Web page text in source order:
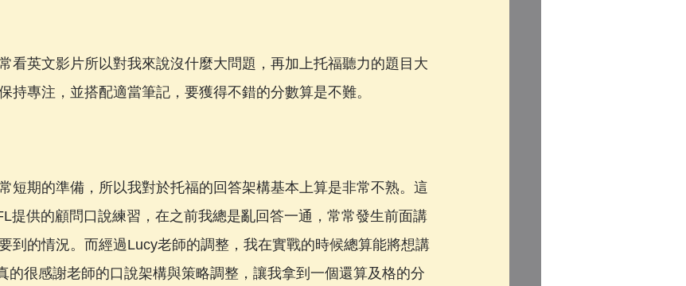
看英文影片所以對我來說沒什麼大問題，再加上托福聽力的題目大
持專注，並搭配適當筆記，要獲得不錯的分數算是不難。
短期的準備，所以我對於托福的回答架構基本上算是非常不熟。這
提供的顧問口說練習，在之前我總是亂回答一通，常常發生前面講
到的情況。而經過Lucy老師的調整，我在實戰的時候總算能將想講
的很感謝老師的口說架構與策略調整，讓我拿到一個還算及格的分